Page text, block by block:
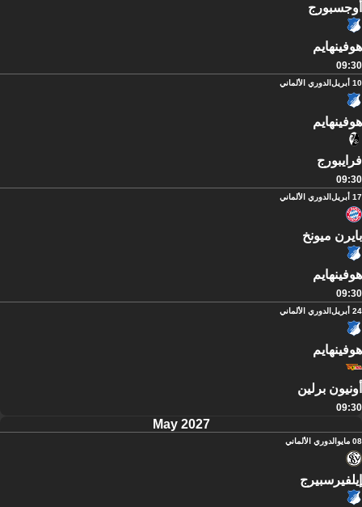
أوجسبورج
هوفينهايم
09:30
10 أبريل الدوري الألماني
هوفينهايم
فرايبورج
09:30
17 أبريل الدوري الألماني
بايرن ميونخ
هوفينهايم
09:30
24 أبريل الدوري الألماني
هوفينهايم
أونيون برلين
09:30
May 2027
08 مايو الدوري الألماني
إيلفيرسبيرج